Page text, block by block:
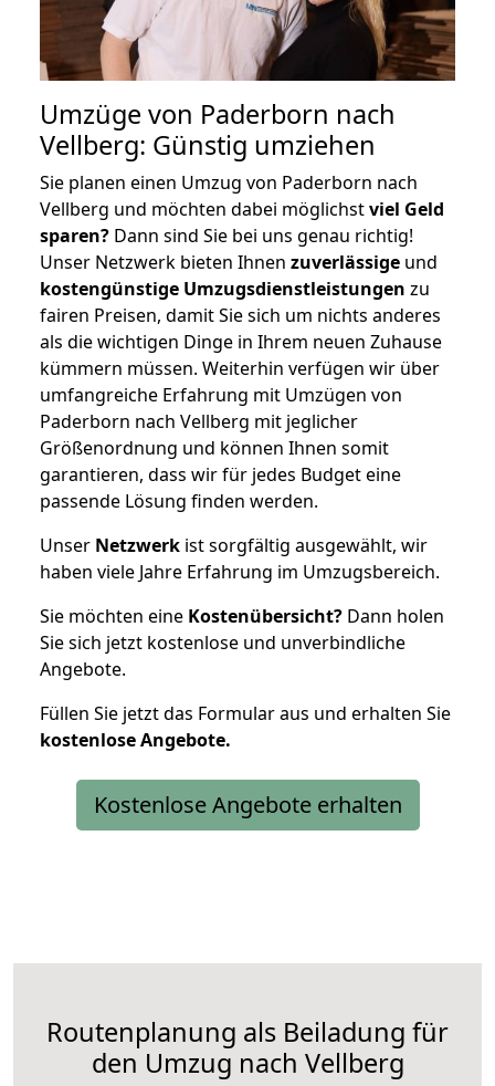
Umzüge von Paderborn nach
Vellberg: Günstig umziehen
Sie planen einen Umzug von Paderborn nach
Vellberg und möchten dabei möglichstviel Geld
sparen? Dann sind Sie bei uns genau richtig!
Unser Netzwerk bieten Ihnen zuverlässige und
kostengünstige Umzugsdienstleistungen zu
fairen Preisen, damit Sie sich um nichts anderes
als die wichtigen Dinge in Ihrem neuen Zuhause
kümmern müssen. Weiterhin verfügen wir über
umfangreiche Erfahrung mit Umzügen von
Paderborn nach Vellberg mit jeglicher
Größenordnung und können Ihnen somit
garantieren, dass wir für jedes Budget eine
passende Lösung finden werden.
Unser Netzwerk ist sorgfältig ausgewählt, wir
haben viele Jahre Erfahrung im Umzugsbereich.
Sie möchten eine Kostenübersicht? Dann holen
Sie sich jetzt kostenlose und unverbindliche
Angebote.
Füllen Sie jetzt das Formular aus und erhalten Sie
kostenloseAngebote.
Kostenlose Angebote erhalten
Routenplanung als Beiladung für
den Umzug nach Vellberg